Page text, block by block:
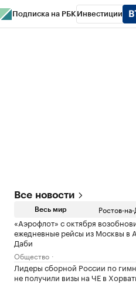
Подписка на РБК Инвестиции
Все новости
Весь мир Ростов-
«Аэрофлот» с октября
ежедневные рейсы из Москвы в
Даби
Общество
Лидеры сборной России по
не получили визы на ЧЕ в